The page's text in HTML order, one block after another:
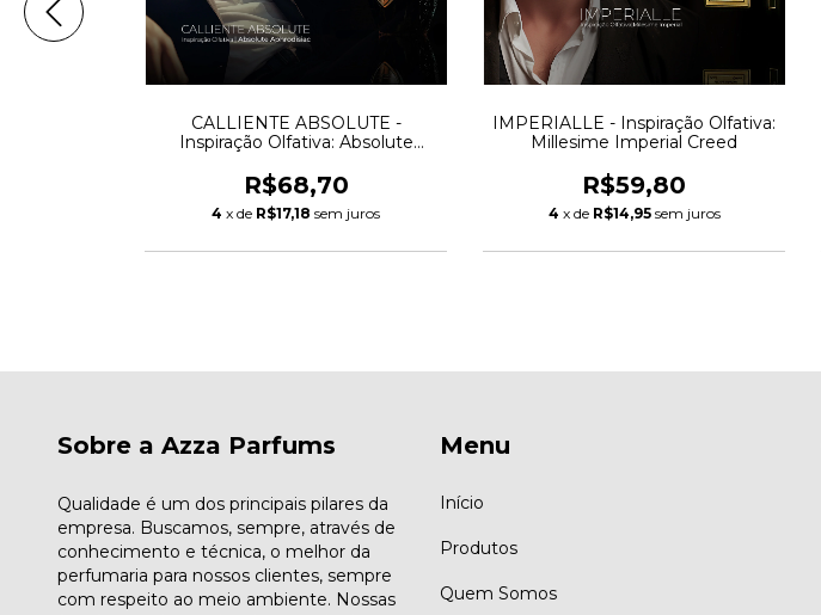
CALLIENTE ABSOLUTE -
Inspiração Olfativa: Absolute
R$68,70
4 x de R$17,18 sem juros
IMPERIALLE - Inspiração Olfativa:
Millesime Imperial Creed
R$59,80
4 x de R$14,95 sem juros
Sobre a Azza Parfums
Qualidade é um dos principais pilares da
empresa. Buscamos, sempre, através de
conhecimento e técnica, o melhor da
perfumaria para nossos clientes, sempre
com respeito ao meio ambiente. Nossas
Menu
Início
Produtos
Quem Somos